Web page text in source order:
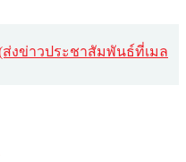
(ส่งข่าวประชาสัมพันธ์ที่เมล